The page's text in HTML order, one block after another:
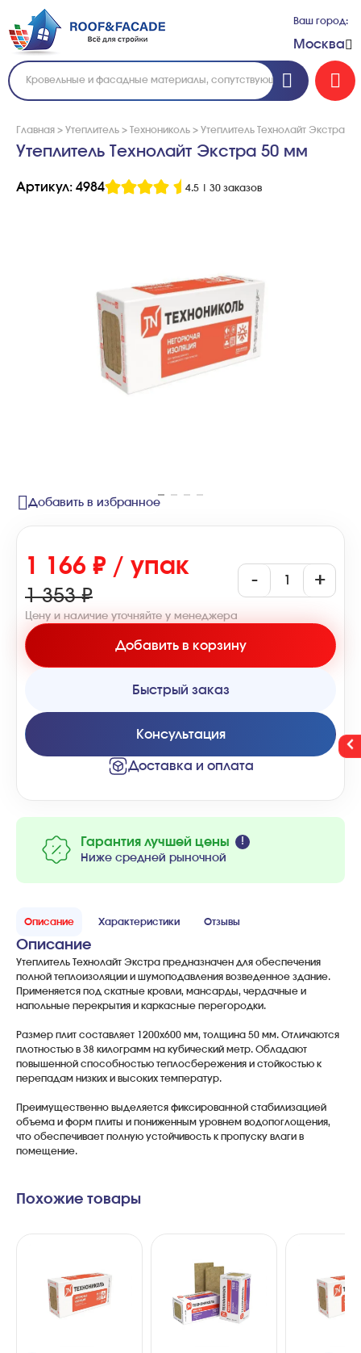
Ваш город:
Москва
Главная > Утеплитель > Технониколь > Утеплитель Технолайт Экстра
Утеплитель Технолайт Экстра 50 мм
Артикул: 4984 4.5 30 заказов
Добавить в избранное
Гарантия лучшей цены
Ниже средней рыночной
1 166 ₽ / упак
1 353 ₽
- +
Цену и наличие уточняйте у менеджера
Добавить в корзину
Быстрый заказ
Консультация
Доставка и оплата
Описание Характеристики Отзывы
Описание
Утеплитель Технолайт Экстра предназначен для обеспечения
полной теплоизоляции и шумоподавления возведенное здание.
Применяется под скатные кровли, мансарды, чердачные и
напольные перекрытия и каркасные перегородки.
Размер плит составляет 1200х600 мм, толщина 50 мм. Отличаются
плотностью в 38 килограмм на кубический метр. Обладают
повышенной способностью теплосбережения и стойкостью к
перепадам низких и высоких температур.
Преимущественно выделяется фиксированной стабилизацией
объема и форм плиты и пониженным уровнем водопоглощения,
что обеспечивает полную устойчивость к пропуску влаги в
помещение.
Похожие товары